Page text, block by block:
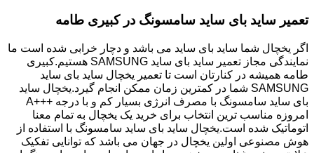
تعمیر ساید بای ساید سامسونگ در کبیری طامه
اگر یخچال شما ساید بای ساید می باشد و دچار خرابی شده است ما
نمایندگی مجاز تعمیر ساید بای ساید SAMSUNG هستیم.کبیری
طامه همیشه در کنارتان است تا تعمیر یخچال ساید بای ساید
SAMSUNG شما در کمترین زمان ممکن انجام گیرد.یخچال ساید
بای ساید سامسونگ با مصرف انرژی بسیار کم و با درجه +++A
امروزه مناسب ترین انتخاب برای خرید یک یخچال به تمام معنا
اتوماتیک شده است.یخچال ساید بای ساید سامسونگ با استفاده از
هوش مصنوعی اولین یخچال در جهان می باشد که توانایی تفکیک